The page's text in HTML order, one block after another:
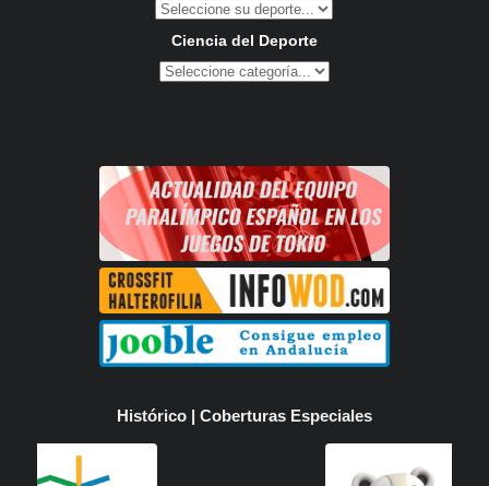
Ciencia del Deporte
Histórico | Coberturas Especiales